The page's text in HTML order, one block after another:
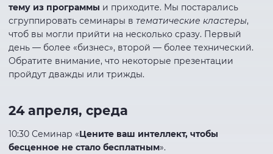
тему из программы и приходите. Мы постарались
сгруппировать семинары в тематические кластеры,
чтоб вы могли прийти на несколько сразу. Первый
день — более «бизнес», второй — более технический.
Обратите внимание, что некоторые презентации
пройдут дважды или трижды.
24 апреля, среда
10:30 Семинар «Цените ваш интеллект, чтобы
бесценное не стало бесплатным».